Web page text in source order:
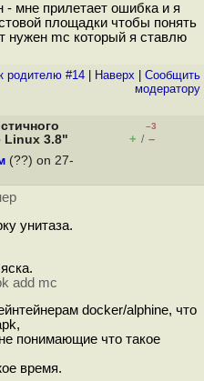
- мне прилетает ошибка и я
площадки чтобы понять
нужен mc который я ставлю
родителю #14 Наверх
Cообщить
модератору
Linux 3.8"
–3
+ / –
(??) on 27-
унитаза.
add mc
docker/alphine, что
понимающие что такое
время.